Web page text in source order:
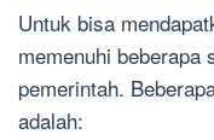
Untuk bisa
memenuhi beberapa
pemerintah.
adalah: